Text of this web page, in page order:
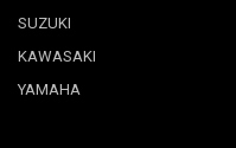
SUZUKI
KAWASAKI
YAMAHA